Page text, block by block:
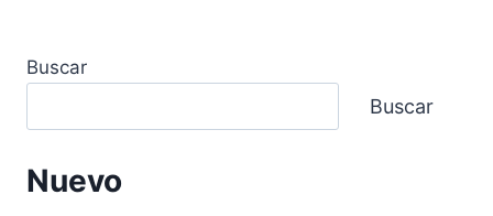
Buscar
Buscar
Nuevo